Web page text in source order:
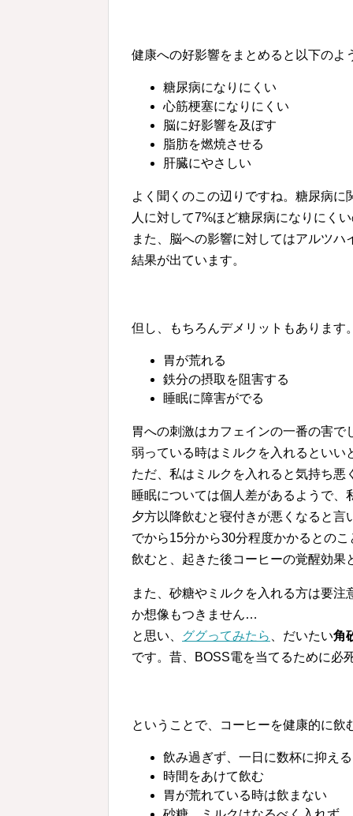
健康への好影響をまとめると以下のよ
糖尿病になりにくい
心筋梗塞になりにくい
脳に好影響を及ぼす
脂肪を燃焼させる
肝臓にやさしい
よく聞くのこの辺りですね。糖尿病
人に対して7%ほど糖尿病になりにく
また、脳への影響に対してはアルツ
結果が出ています。
但し、もちろんデメリットもあります
胃が荒れる
鉄分の摂取を阻害する
睡眠に障害がでる
胃への刺激はカフェインの一番の害
弱っている時はミルクを入れるといい
ただ、私はミルクを入れると気持ち
睡眠については個人差があるようで
夕方以降飲むと寝付きが悪くなると
でから15分から30分程度かかるとの
飲むと、起きた後コーヒーの覚醒効
また、砂糖やミルクを入れる方は要
か想像もつきません…
と思い、 ググってみたら 、だいたい角
です。昔、BOSS電を当てるために
ということで、コーヒーを健康的に
飲み過ぎず、一日に数杯に抑える
時間をあけて飲む
胃が荒れている時は飲まない